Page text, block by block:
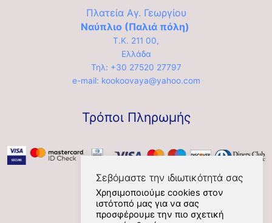
Πλατεία Αγ. Γεωργίου
Ναύπλιο (Παλιά πόλη)
Τ.Κ. 211 00,
Ελλάδα
Τηλ: +30 27520 27797
e-mail: kookoovaya@yahoo.com
Τρόποι Πληρωμής
Social
Σεβόμαστε την ιδιωτικότητά σας
Χρησιμοποιούμε cookies στον
ιστότοπό μας για να σας
προσφέρουμε την πιο σχετική